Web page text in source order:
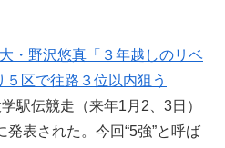
・野沢悠真「３年越しのリベ
区で往路３位以内狙う
駅伝競走（来年1月2、3日）
表された。今回“5強”と呼ば